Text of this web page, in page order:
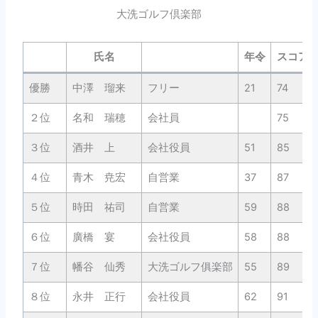
大洗ゴルフ倶楽部
氏名 年令 スコア
優勝 中澤 瑠来 フリー 21 74
２位 名和 瑞穂 会社員 75
３位 酒井 上 会社役員 51 85
４位 青木 尭宏 自営業 37 87
５位 時田 祐司 自営業 59 88
６位 廣橋 宴 会社役員 58 88
７位 幡谷 仙秀 大洗ゴルフ俱楽部 55 89
８位 永井 正行 会社役員 62 91